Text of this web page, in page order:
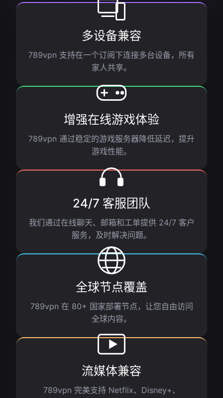
多设备兼容
789vpn 支持在一个订阅下连接多台设备，所有
家人共享。
增强在线游戏体验
789vpn 通过稳定的游戏服务器降低延迟，提升
游戏性能。
24/7 客服团队
我们通过在线聊天、邮箱和工单提供 24/7 客户
服务，及时解决问题。
全球节点覆盖
789vpn 在 80+ 国家部署节点，让您自由访问
全球内容。
流媒体兼容
789vpn 完美支持 Netflix、Disney+、